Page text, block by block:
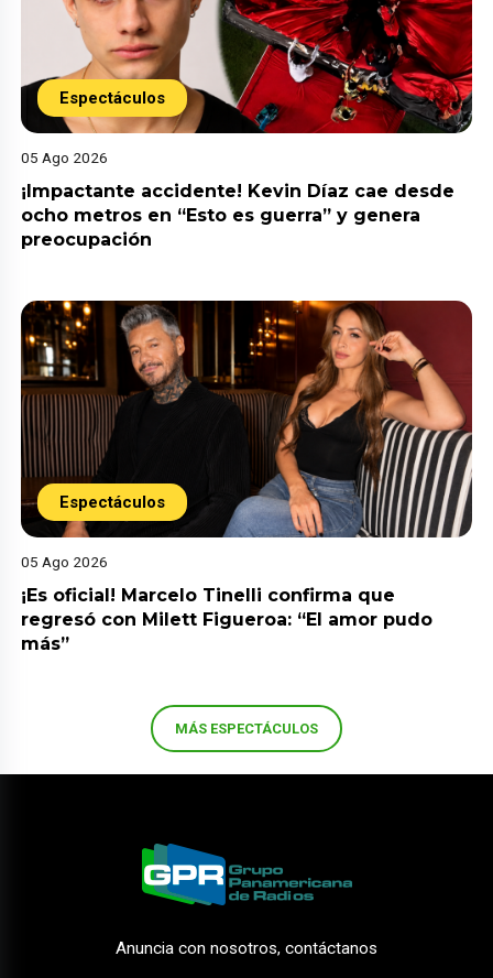
Espectáculos
05 Ago 2026
¡Impactante accidente! Kevin Díaz cae desde
ocho metros en “Esto es guerra” y genera
preocupación
Espectáculos
05 Ago 2026
¡Es oficial! Marcelo Tinelli confirma que
regresó con Milett Figueroa: “El amor pudo
más”
MÁS ESPECTÁCULOS
Anuncia con nosotros, contáctanos